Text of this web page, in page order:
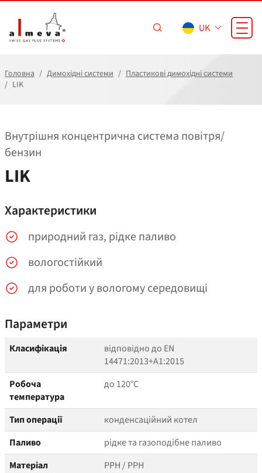
UK
Головна Димохідні системи
Пластикові димохідні системи
LIK
Внутрішня концентрична система повітря/​
бензин
LIK
Характеристики
природний газ, рідке паливо
вологостійкий
для роботи у вологому середовищі
Параметри
Класифікація
відповідно до EN
14471:2013+A1:2015
Робоча
температура
до 120°C
Тип операції
конденсаційний котел
Паливо
рідке та газоподібне паливо
Матеріал
PPH / PPH